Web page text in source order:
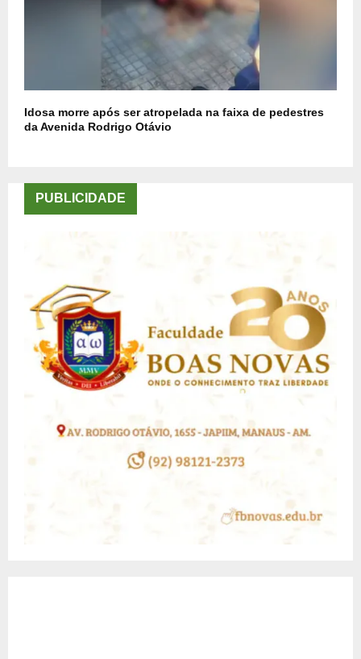
Idosa morre após ser atropelada na faixa de pedestres
da Avenida Rodrigo Otávio
PUBLICIDADE